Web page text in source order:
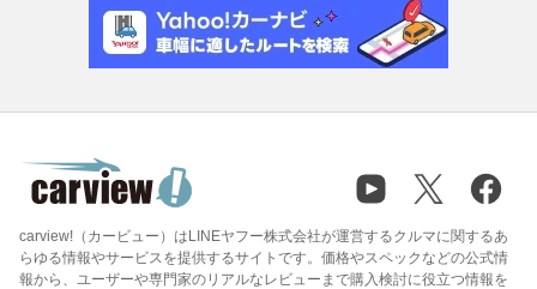
carview!（カービュー）はLINEヤフー株式会社が運営するクルマに関するあ
らゆる情報やサービスを提供するサイトです。価格やスペックなどの公式情
報から、ユーザーや専門家のリアルなレビューまで購入検討に役立つ情報を